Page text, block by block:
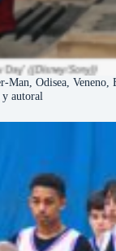
Man, Odisea, Veneno,
autoral